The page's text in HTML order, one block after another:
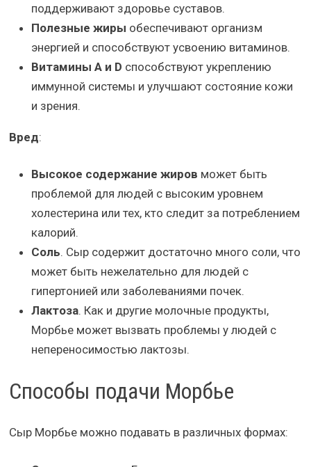
поддерживают здоровье суставов.
Полезные жиры обеспечивают организм
энергией и способствуют усвоению витаминов.
Витамины A и D способствуют укреплению
иммунной системы и улучшают состояние кожи
и зрения.
Вред:
Высокое содержание жиров может быть
проблемой для людей с высоким уровнем
холестерина или тех, кто следит за потреблением
калорий.
Соль. Сыр содержит достаточно много соли, что
может быть нежелательно для людей с
гипертонией или заболеваниями почек.
Лактоза. Как и другие молочные продукты,
Морбье может вызвать проблемы у людей с
непереносимостью лактозы.
Способы подачи Морбье
Сыр Морбье можно подавать в различных формах: